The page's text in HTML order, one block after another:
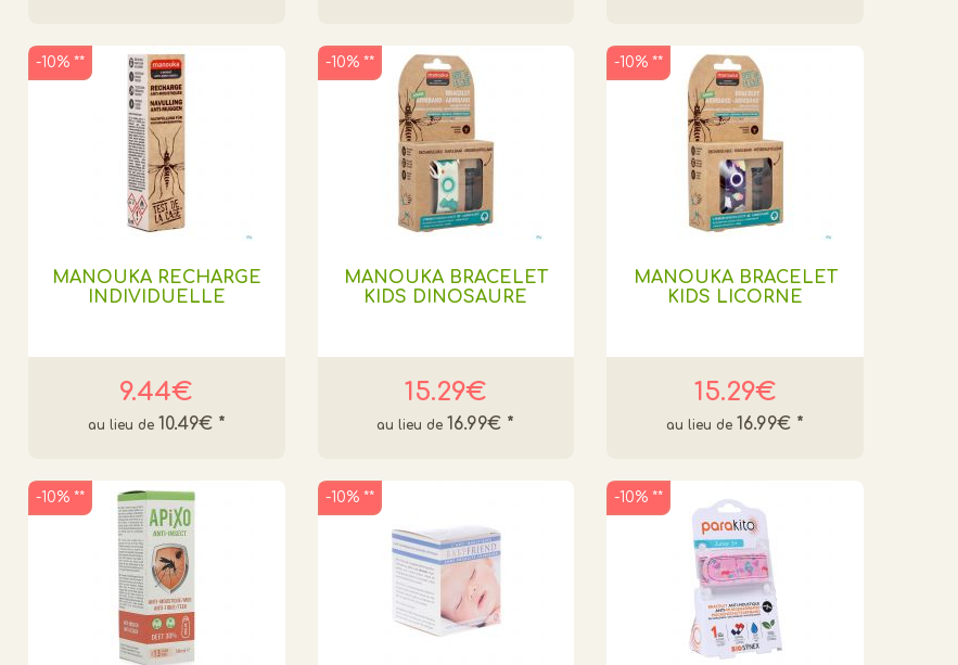
MANOUKA RECHARGE
INDIVIDUELLE
9.44€
10.49€ *
-10% **
MANOUKA BRACELET
KIDS DINOSAURE
15.29€
16.99€ *
-10% **
MANOUKA BRACELET
KIDS LICORNE
15.29€
16.99€ *
-10% **
-10% ** -10% ** -10% **